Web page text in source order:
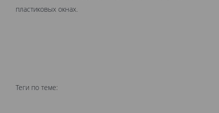
пластиковых окнах.
Теги по теме: